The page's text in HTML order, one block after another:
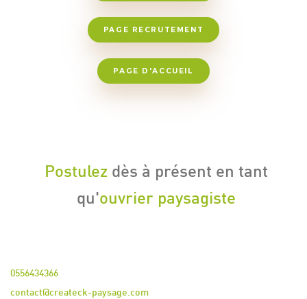
PAGE RECRUTEMENT
PAGE D'ACCUEIL
Postulezdès à présent en tant
qu'ouvrier paysagiste
0556434366
contact@createck-paysage.com